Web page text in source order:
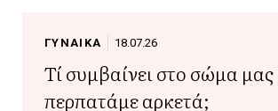
ΓΥΝΑΙΚΑ 18.07.26
Τί συμβαίνει στο σώμα μας
περπατάμε αρκετά;